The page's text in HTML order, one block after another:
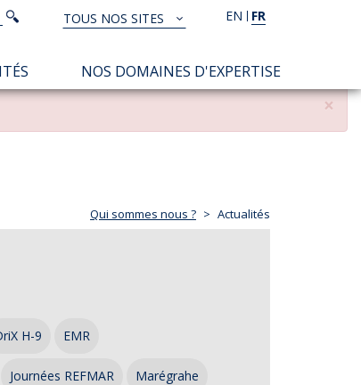
EN FR
TOUS
NOS
SITES
TOUS NOS SITES
Rechercher
Rechercher
NOS DOMAINES D'EXPERTISE
×
Qui sommes nous ? Actualités
H-9 EMR
Journées REFMAR Marégrahe